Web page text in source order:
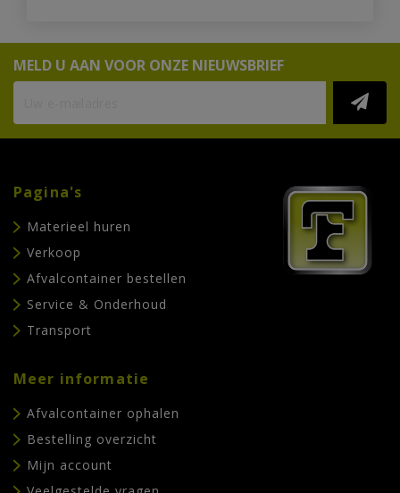
MELD U AAN VOOR ONZE NIEUWSBRIEF
Pagina's
Materieel huren
Verkoop
Afvalcontainer bestellen
Service & Onderhoud
Transport
Meer informatie
Afvalcontainer ophalen
Bestelling overzicht
Mijn account